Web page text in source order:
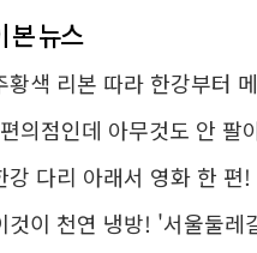
본 뉴스
색 리본 따라 한강부터 메타세쿼이아 숲길까지…서
점인데 아무것도 안 팔아요" 서울에서 가장 특별한
다리 아래서 영화 한 편! '다리밑 영화
이 천연 냉방! '서울둘레길 9코스'로 숲속